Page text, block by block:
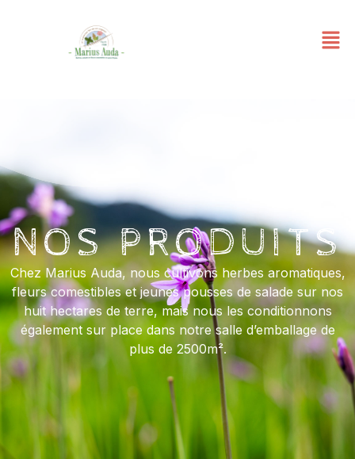
NOS PRODUITS
Chez Marius Auda, nous cultivons herbes aromatiques,
fleurs comestibles et jeunes pousses de salade sur nos
huit hectares de terre, mais nous les conditionnons
également sur place dans notre salle d’emballage de
plus de 2500m².